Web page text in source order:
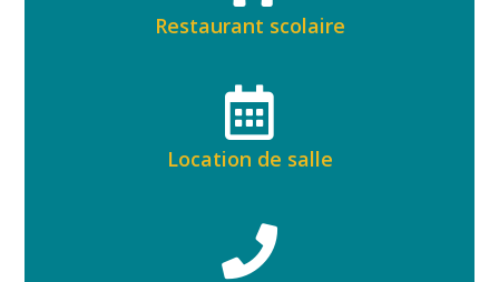
Restaurant scolaire
Location de salle